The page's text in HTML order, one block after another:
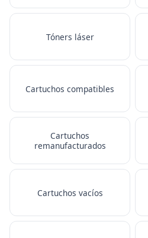
Tóners láser
Cartuchos compatibles
Cartuchos
remanufacturados
Cartuchos vacíos